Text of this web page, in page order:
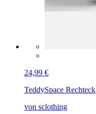
24,99 €
TeddySpace Rechteck
von sclothing